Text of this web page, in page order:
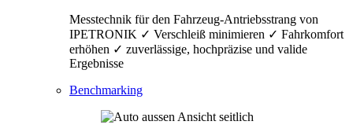
Messtechnik für den Fahrzeug-Antriebsstrang von
IPETRONIK ✓ Verschleiß minimieren ✓ Fahrkomfort
erhöhen ✓ zuverlässige, hochpräzise und valide
Ergebnisse
Benchmarking